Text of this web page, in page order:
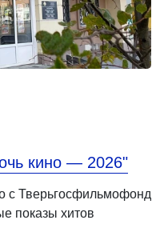
кино — 2026"
с Тверьгосфильмофонд
показы хитов